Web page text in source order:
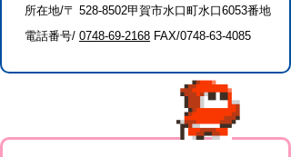
所在地/〒 528-8502甲賀市水口町水口6053番地
電話番号/ 0748-69-2168 FAX/0748-63-4085